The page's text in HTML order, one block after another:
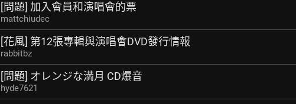
[問題] 加入會員和演唱會的票
mattchiudec
[花風] 第12張專輯與演唱會DVD發行情報
rabbitbz
[問題] オレンジな満月 CD爆音
hyde7621